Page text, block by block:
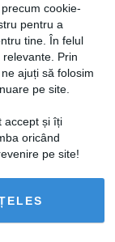
cookie-
pentru a
tine. În felul
Prin
ajuți să folosim
pe site.
accept și îți
oricând
pe site!